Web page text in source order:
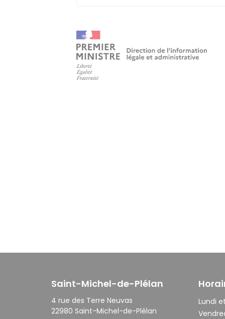
Saint-Michel-de-Plélan
4 rue des Terre Neuvas
22980 Saint-Michel-de-Plélan
Lundi